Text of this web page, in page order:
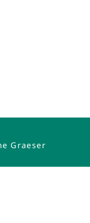
Graeser